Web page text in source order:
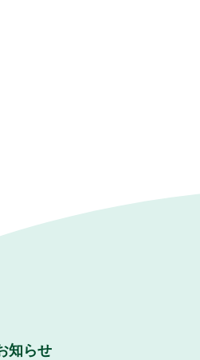
知らせ